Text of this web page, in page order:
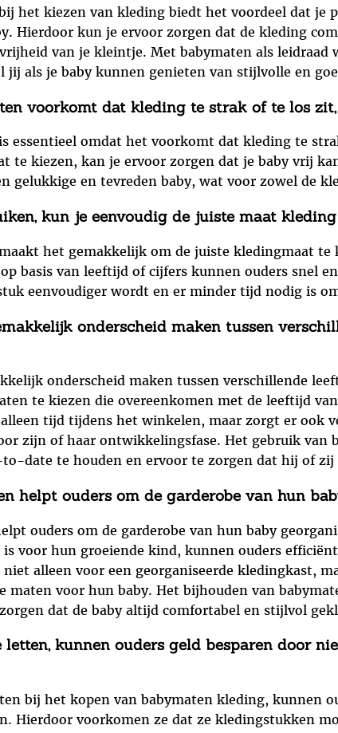
het kiezen van kleding biedt het voordeel dat je
Hierdoor kun je ervoor zorgen dat de kleding
van je kleintje. Met babymaten als
jij als je baby kunnen genieten van stijlvolle en
voorkomt dat kleding te strak of te los
essentieel omdat het voorkomt dat kleding te
te kiezen, kan je ervoor zorgen dat je baby vrij
gelukkige en tevreden baby, wat voor zowel de
kun je eenvoudig de juiste maat
het gemakkelijk om de juiste kledingmaat te
basis van leeftijd of cijfers kunnen ouders snel
eenvoudiger wordt en er minder tijd nodig is
onderscheid maken tussen
onderscheid maken tussen verschillende
te kiezen die overeenkomen met de leeftijd
tijd tijdens het winkelen, maar zorgt er ook
zijn of haar ontwikkelingsfase. Het gebruik van
date te houden en ervoor te zorgen dat hij of
helpt ouders om de garderobe van hun
ouders om de garderobe van hun baby
voor hun groeiende kind, kunnen ouders
alleen voor een georganiseerde kledingkast,
maten voor hun baby. Het bijhouden van
dat de baby altijd comfortabel en stijlvol
kunnen ouders geld besparen door
bij het kopen van babymaten kleding, kunnen
Hierdoor voorkomen ze dat ze kledingstukken